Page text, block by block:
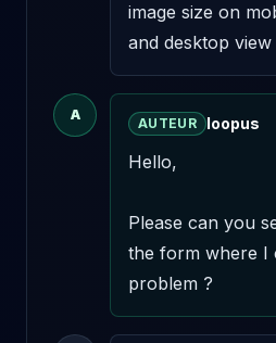
image size on
and desktop
A
AUTEUR loopus
Hello,
Please can you
the form where I
problem ?